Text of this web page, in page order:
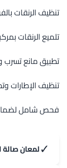
تنظيف الرنقات
تلميع الرنقات
تطبيق مانع تسرب
تنظيف الإطارات
فحص شامل
✓لمعان